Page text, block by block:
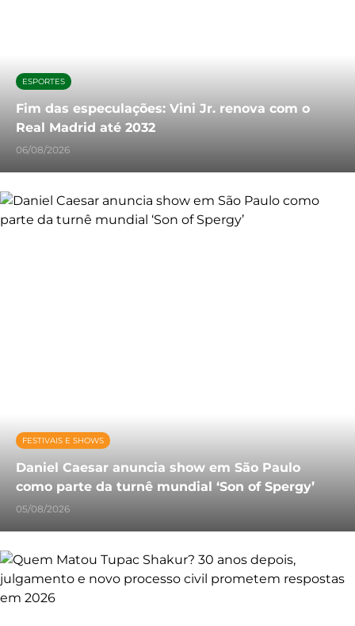
ESPORTES
Fim das especulações: Vini Jr. renova com o
Real Madrid até 2032
06/08/2026
FESTIVAIS E SHOWS
Daniel Caesar anuncia show em São Paulo
como parte da turnê mundial ‘Son of Spergy’
05/08/2026